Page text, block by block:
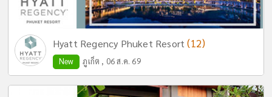
Hyatt Regency Phuket Resort(12)
New ภูเก็ต , 06 ส.ค. 69